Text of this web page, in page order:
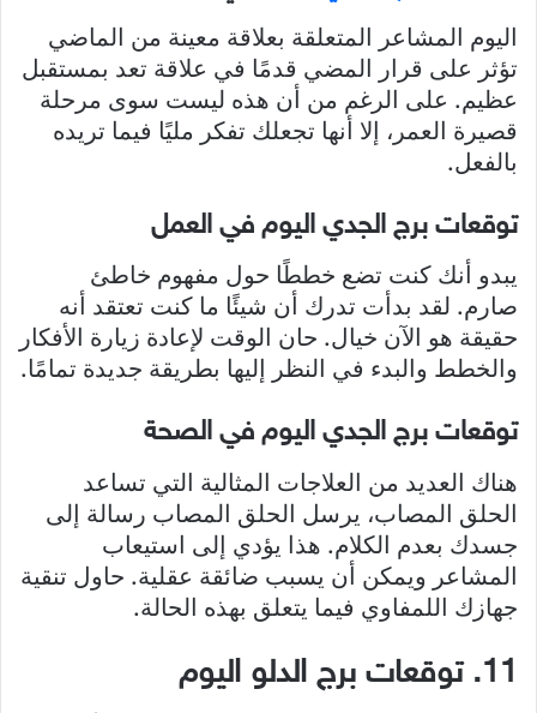
اليوم المشاعر المتعلقة بعلاقة معينة من الماضي
تؤثر على قرار المضي قدمًا في علاقة تعد بمستقبل
عظيم. على الرغم من أن هذه ليست سوى مرحلة
قصيرة العمر، إلا أنها تجعلك تفكر مليًا فيما تريده
بالفعل.
توقعات برج الجدي اليوم في العمل
يبدو أنك كنت تضع خططًا حول مفهوم خاطئ
صارم. لقد بدأت تدرك أن شيئًا ما كنت تعتقد أنه
حقيقة هو الآن خيال. حان الوقت لإعادة زيارة الأفكار
والخطط والبدء في النظر إليها بطريقة جديدة تمامًا.
توقعات برج الجدي اليوم في الصحة
هناك العديد من العلاجات المثالية التي تساعد
الحلق المصاب، يرسل الحلق المصاب رسالة إلى
جسدك بعدم الكلام. هذا يؤدي إلى استيعاب
المشاعر ويمكن أن يسبب ضائقة عقلية. حاول تنقية
جهازك اللمفاوي فيما يتعلق بهذه الحالة.
11. توقعات برج الدلو اليوم